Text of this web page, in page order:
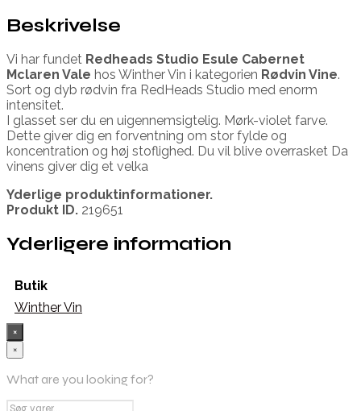
Beskrivelse
Vi har fundet Redheads Studio Esule Cabernet
Mclaren Vale hos Winther Vin i kategorien Rødvin Vine.
Sort og dyb rødvin fra RedHeads Studio med enorm
intensitet.
I glasset ser du en uigennemsigtelig. Mørk-violet farve.
Dette giver dig en forventning om stor fylde og
koncentration og høj stoflighed. Du vil blive overrasket Da
vinens giver dig et velka
Yderlige produktinformationer.
Produkt ID. 219651
Yderligere information
Butik
Winther Vin
×
×
What are you looking for?